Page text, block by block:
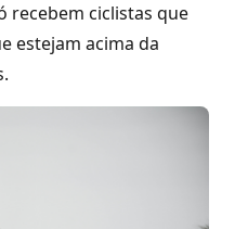
recebem ciclistas que
estejam acima da